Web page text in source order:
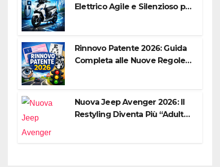
Elettrico Agile e Silenzioso per
Rinnovo Patente 2026: Guida
Completa alle Nuove Regole,
Nuova Jeep Avenger 2026: Il
Restyling Diventa Più “Adulto”,